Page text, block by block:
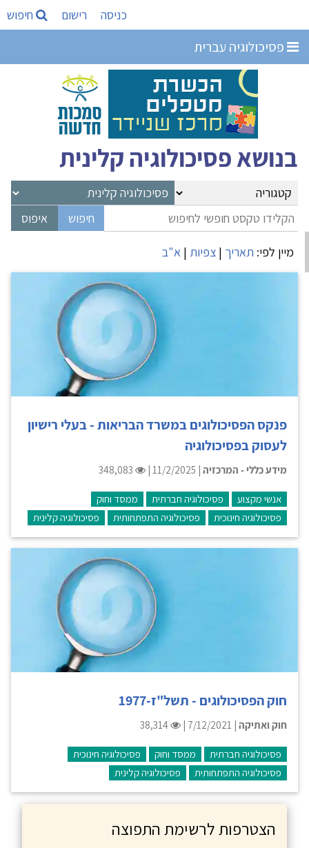
כניסה רישום חיפוש
פסיכולוגיה עברית
בנושא פסיכולוגיה קלינית
מיין לפי: תאריך | צפיות | א"ב
פנקס הפסיכולוגים במשרד הבריאות - בעלי רישיון
לעסוק בפסיכולוגיה
מידע כללי - המרכזיה
אנשי מקצוע פסיכולוגיה חברתית
ממסד וחוק
פסיכולוגיה חינוכית
פסיכולוגיה התפתחותית פסיכולוגיה קלינית
חוק הפסיכולוגים - תשל"ז-1977
חוק ואתיקה
פסיכולוגיה חברתית ממסד וחוק
פסיכולוגיה חינוכית
פסיכולוגיה התפתחותית
פסיכולוגיה קלינית
הצטרפות לרשימת התפוצה